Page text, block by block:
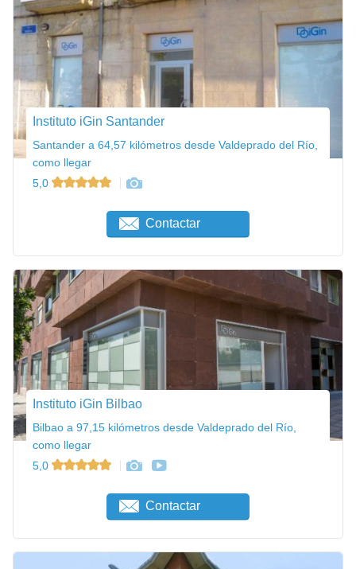
Instituto iGin Santander
Santander a 64,57 kilómetros desde Valdeprado del Río,
como llegar
5,0
Contactar
Instituto iGin Bilbao
Bilbao a 97,15 kilómetros desde Valdeprado del Río,
como llegar
5,0
Contactar